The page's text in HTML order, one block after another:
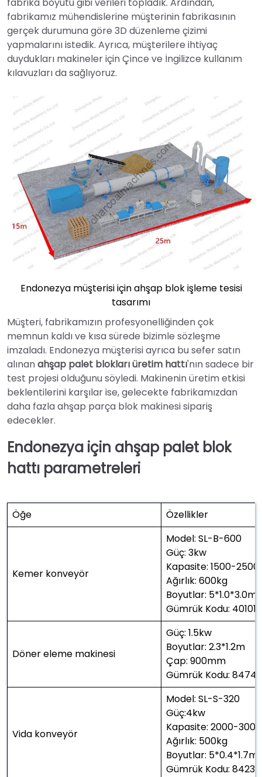
fabrika boyutu gibi verileri topladık. Ardından,
fabrikamız mühendislerine müşterinin fabrikasının
gerçek durumuna göre 3D düzenleme çizimi
yapmalarını istedik. Ayrıca, müşterilere ihtiyaç
duydukları makineler için Çince ve İngilizce kullanım
kılavuzları da sağlıyoruz.
Endonezya müşterisi için ahşap blok işleme tesisi
tasarımı
Müşteri, fabrikamızın profesyonelliğinden çok
memnun kaldı ve kısa sürede bizimle sözleşme
imzaladı. Endonezya müşterisi ayrıca bu sefer satın
alınanahşap palet blokları üretim hattı'nın sadece bir
test projesi olduğunu söyledi. Makinenin üretim etkisi
beklentilerini karşılar ise, gelecekte fabrikamızdan
daha fazla ahşap parça blok makinesi sipariş
edecekler.
Endonezya için ahşap palet blok
hattı parametreleri
Öğe Özellikler
Kemer konveyör
Model: SL-B-600
Güç: 3kw
Kapasite: 1500-
Ağırlık: 600kg
Boyutlar: 5*1.0*3.0m
Gümrük Kodu:
Döner eleme makinesi
Güç: 1.5kw
Boyutlar: 2.3*1.2m
Çap: 900mm
Gümrük Kodu:
Vida konveyör
Model: SL-S-320
Güç:4kw
Kapasite: 2000-
Ağırlık: 500kg
Boyutlar: 5*0.4*1.7m
Gümrük Kodu: